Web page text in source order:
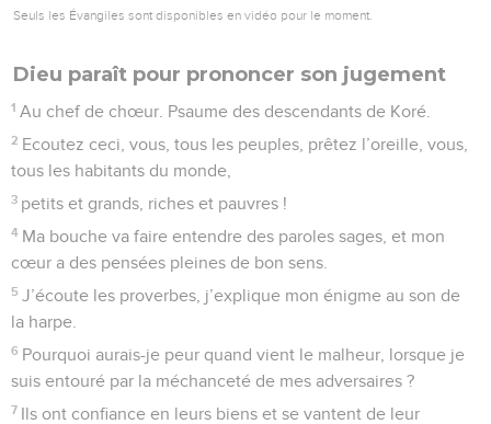
Seuls les Évangiles sont disponibles en vidéo pour le moment.
Dieu paraît pour prononcer son jugement
1 Au chef de chœur. Psaume des descendants de Koré.
2 Ecoutez ceci, vous, tous les peuples, prêtez l’oreille, vous,
tous les habitants du monde,
3 petits et grands, riches et pauvres !
4 Ma bouche va faire entendre des paroles sages, et mon
cœur a des pensées pleines de bon sens.
5 J’écoute les proverbes, j’explique mon énigme au son de
la harpe.
6 Pourquoi aurais-je peur quand vient le malheur, lorsque je
suis entouré par la méchanceté de mes adversaires ?
7 Ils ont confiance en leurs biens et se vantent de leur